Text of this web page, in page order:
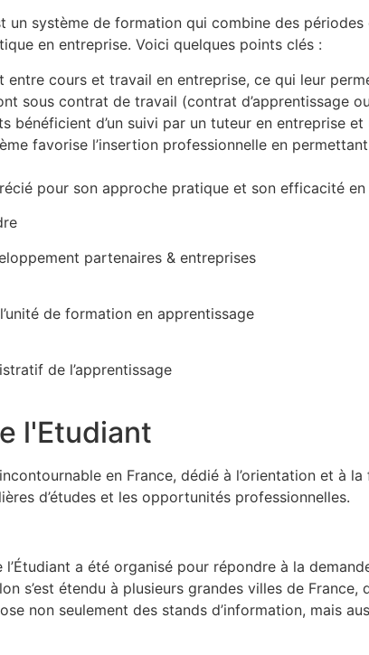
un système de formation qui combine des
en entreprise. Voici quelques points clés :
entre cours et travail en entreprise, ce qui leur
sous contrat de travail (contrat d’apprentissage
bénéficient d’un suivi par un tuteur en entreprise
favorise l’insertion professionnelle en
pour son approche pratique et son efficacité en
partenaires & entreprises
de formation en apprentissage
de l’apprentissage
l'Etudiant
en France, dédié à l’orientation et à
d’études et les opportunités professionnelles.
l’Étudiant a été organisé pour répondre à la
s’est étendu à plusieurs grandes villes de
non seulement des stands d’information, mais